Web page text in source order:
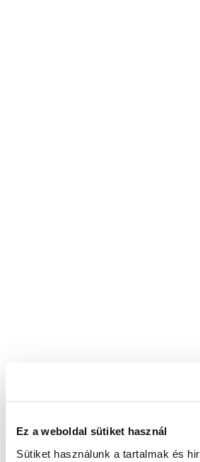
Ez a weboldal sütiket használ
Sütiket használunk a tartalmak és